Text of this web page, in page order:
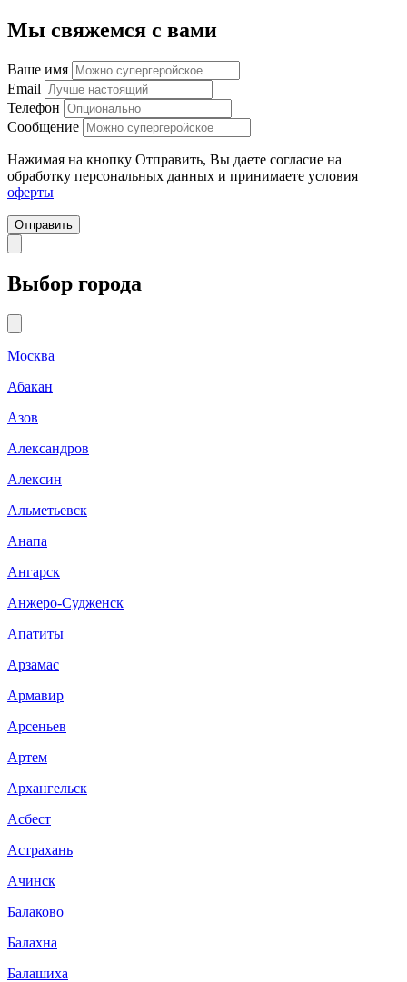
Мы свяжемся с вами
Ваше имя
Email
Телефон
Сообщение
Нажимая на кнопку Отправить, Вы даете согласие на
обработку персональных данных и принимаете условия
оферты
Отправить
Выбор города
Москва
Абакан
Азов
Александров
Алексин
Альметьевск
Анапа
Ангарск
Анжеро-Судженск
Апатиты
Арзамас
Армавир
Арсеньев
Артем
Архангельск
Асбест
Астрахань
Ачинск
Балаково
Балахна
Балашиха